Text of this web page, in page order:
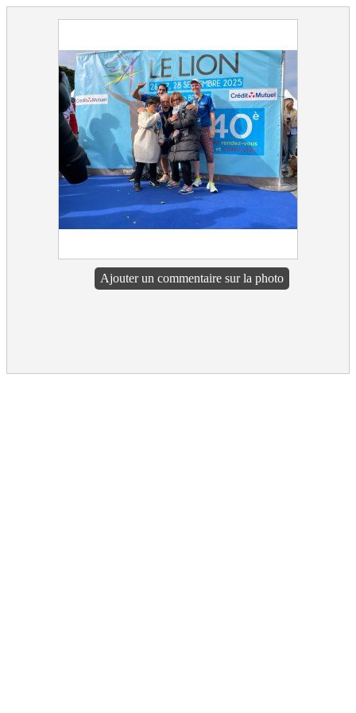
Ajouter un commentaire sur la photo